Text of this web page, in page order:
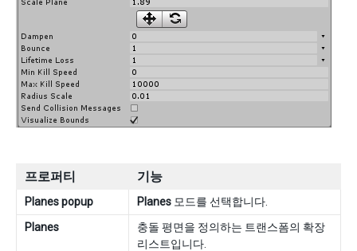
프로퍼티 기능
Planes popup Planes 모드를 선택합니다.
Planes
충돌 평면을 정의하는 트랜스폼의 확장
리스트입니다.